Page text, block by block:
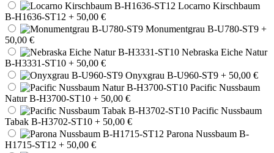
Locarno Kirschbaum
B-H1636-ST12 + 50,00 €
Monumentgrau B-U780-ST9 +
50,00 €
Nebraska Eiche Natur
B-H3331-ST10 + 50,00 €
Onyxgrau B-U960-ST9 + 50,00 €
Pacific Nussbaum
Natur B-H3700-ST10 + 50,00 €
Pacific Nussbaum
Tabak B-H3702-ST10 + 50,00 €
Parona Nussbaum B-
H1715-ST12 + 50,00 €